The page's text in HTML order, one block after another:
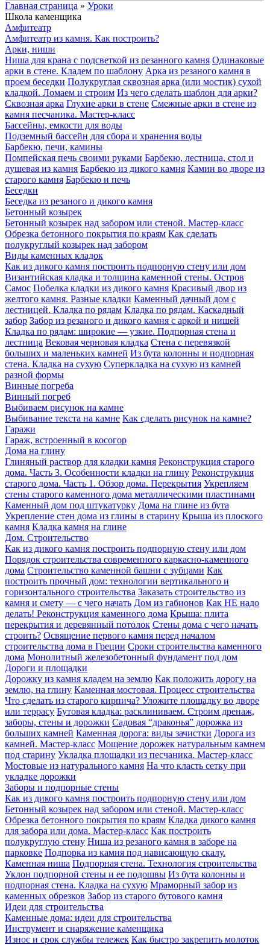
Главная страница » Уроки
Школа каменщика
Амфитеатр
Амфитеатр из камня. Как построить?
Арки, ниши
Ниша для крана с подсветкой из резанного камня Одинаковые
арки в стене. Кладем по шаблону Арка из резаного камня в
проем беседки Полукруглая сквозная арка (или мостик) сухой
кладкой. Ломаем и строим Из чего сделать шаблон для арки?
Сквозная арка Глухие арки в стене Смежные арки в стене из
камня песчаника. Мастер-класс
Бассейны, емкости для воды
Подземный бассейн для сбора и хранения воды
Барбекю, печи, камины
Помпейская печь своими руками Барбекю, лестница, стол и
душевая из камня Барбекю из дикого камня Камин во дворе из
старого камня Барбекю и печь
Беседки
Беседка из резаного и дикого камня
Бетонный козырек
Бетонный козырек над забором или стеной. Мастер-класс
Обрезка бетонного покрытия по краям Как сделать
полукруглый козырек над забором
Виды каменных кладок
Как из дикого камня построить подпорную стену или дом
Византийская кладка и толщина каменной стены. Остров
Самос Побелка кладки из дикого камня Красивый двор из
желтого камня. Разные кладки Каменный дачный дом с
лестницей. Кладка по рядам Кладка по рядам. Каскадный
забор Забор из резаного и дикого камня с аркой и нишей
Кладка по рядам: широкие — узкие. Подпорная стена и
лестница Вековая черновая кладка Стена с перевязкой
больших и маленьких камней Из бута колонны и подпорная
стена. Кладка на сухую Суперкладка на сухую из камней
разной формы
Винные погреба
Винный погреб
Выбиваем рисунок на камне
Выбивание текста на камне Как сделать рисунок на камне?
Гаражи
Гараж, встроенный в косогор
Дома на глину
Глиняный раствор для кладки камня Реконструкция старого
дома. Часть 3. Особенности кладки на глину Реконструкция
старого дома. Часть 1. Обзор дома. Перекрытия Укрепляем
стены старого каменного дома металлическими пластинами
Каменный дом под штукатурку Дома на глине из бута
Укрепление стен дома из глины в старину Крыша из плоского
камня Кладка камня на глине
Дом. Строительство
Как из дикого камня построить подпорную стену или дом
Порядок строительства современного каркасно-каменного
дома Строительство каменной башни с зубцами Как
построить прочный дом: технологии вертикального и
горизонтального строительства Заказать строительство из
камня и смету — с чего начать Дом из габионов Как НЕ надо
делать! Реконструкция каменного дома Крыша: плита
перекрытия и деревянный потолок Стены дома с чего начать
строить? Освящение первого камня перед началом
строительства дома в Греции Сроки строительства каменного
дома Монолитный железобетонный фундамент под дом
Дороги и площадки
Дорожку из камня кладем на землю Как положить дорогу на
землю, на глину Каменная мостовая. Процесс строительства
Что сделать из старого кирпича? Уложите площадку во дворе
или террасу Бутовая кладка: расклиниваем. Строим дренаж,
заборы, стены и дорожки Садовая “драконья” дорожка из
больших камней Каменная дорога: виды зачистки Дорога из
камней. Мастер-класс Мощение дорожек натуральным камнем
под старину Укладка площадки из песчаника. Мастер-класс
Мостовые из натурального камня На что класть сетку при
укладке дорожки
Заборы и подпорные стены
Как из дикого камня построить подпорную стену или дом
Бетонный козырек над забором или стеной. Мастер-класс
Обрезка бетонного покрытия по краям Кладка дикого камня
для забора или дома. Мастер-класс Как построить
полукруглую стену Ниша из резаного камня в заборе на
парковке Подпорка из камня под нависающую скалу.
Каменная ниша Подпорная стена. Технология строительства
Уклон подпорной стены и ее подошвы Из бута колонны и
подпорная стена. Кладка на сухую Мраморный забор из
каменных обрезков Забор из старого бутового камня
Идеи для строительства
Каменные дома: идеи для строительства
Инструмент и снаряжение каменщика
Износ и срок службы тележек Как быстро закрепить молоток